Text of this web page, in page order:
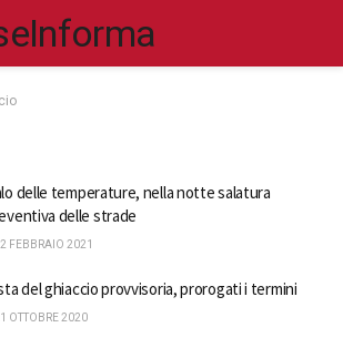
delle temperature, nella notte salatura
delle strade
FEBBRAIO 2021
del ghiaccio provvisoria, prorogati i termini
OTTOBRE 2020